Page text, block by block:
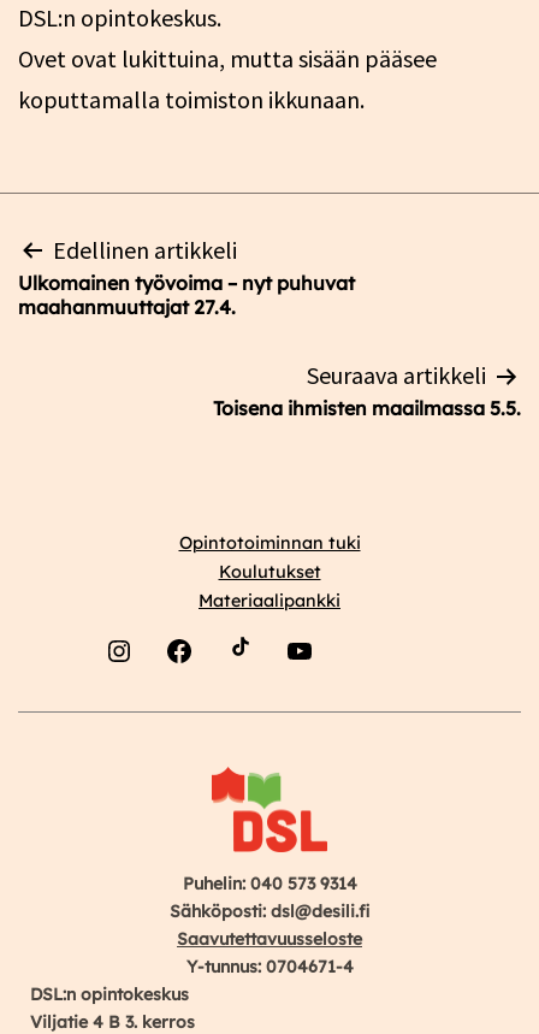
DSL:n opintokeskus.
Ovet ovat lukittuina, mutta sisään pääsee
koputtamalla toimiston ikkunaan.
Artikkelien
selaus
Edellinen artikkeli
Ulkomainen työvoima – nyt puhuvat
maahanmuuttajat 27.4.
Seuraava artikkeli
Toisena ihmisten maailmassa 5.5.
Opintotoiminnan tuki
Koulutukset
Materiaalipankki
Puhelin: 040 573 9314
Sähköposti: dsl@desili.fi
Saavutettavuusseloste
Y-tunnus: 0704671-4
DSL:n opintokeskus
Viljatie 4 B 3. kerros